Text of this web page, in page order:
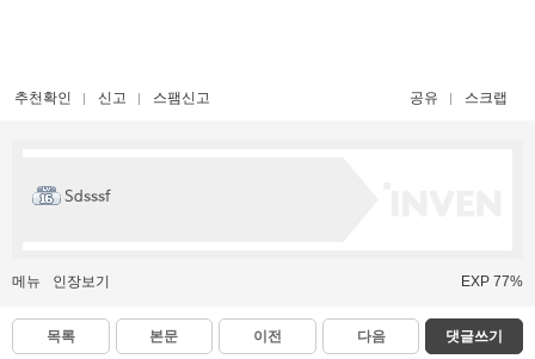
추천확인 신고 스팸신고 공유 스크랩
Sdsssf
메뉴 인장보기 EXP 77%
목록 본문 이전 다음 댓글쓰기